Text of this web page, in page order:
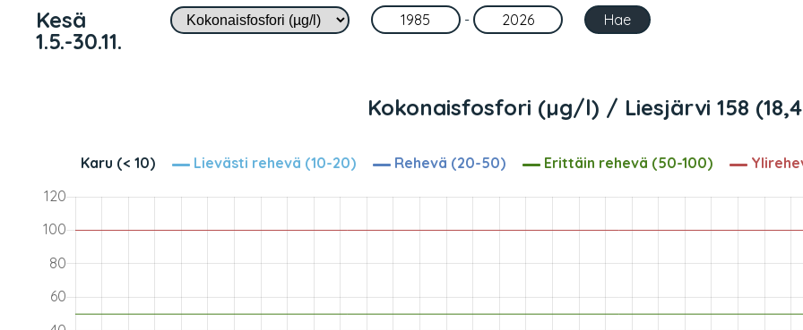
Kesä
1.5.-30.11.
-
Kokonaisfosfori (µg/l) / Liesjärvi 158
Karu (< 10) Lievästi rehevä (10-20) Rehevä (20-50) Erittäin rehevä (50-100)